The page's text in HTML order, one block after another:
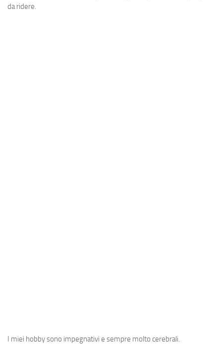
da ridere.
I miei hobby sono impegnativi e sempre molto cerebrali.